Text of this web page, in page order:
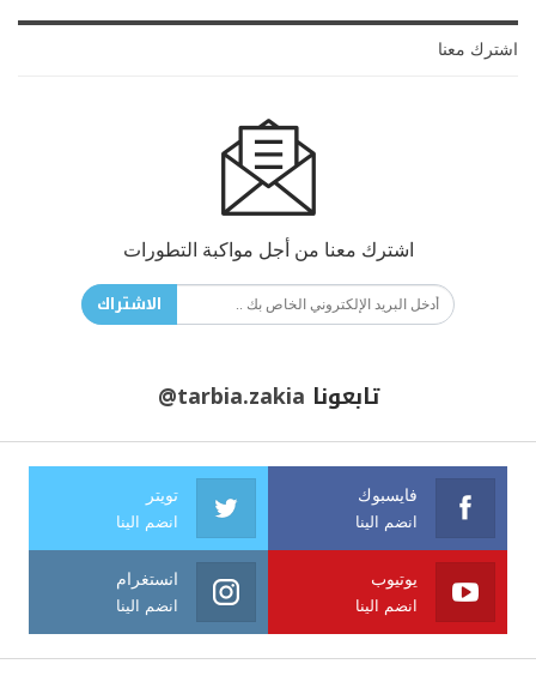
اشترك معنا
اشترك معنا من أجل مواكبة التطورات
الاشتراك
تابعونا @tarbia.zakia
فايسبوك
انضم الينا
تويتر
انضم الينا
يوتيوب
انضم الينا
انستغرام
انضم الينا